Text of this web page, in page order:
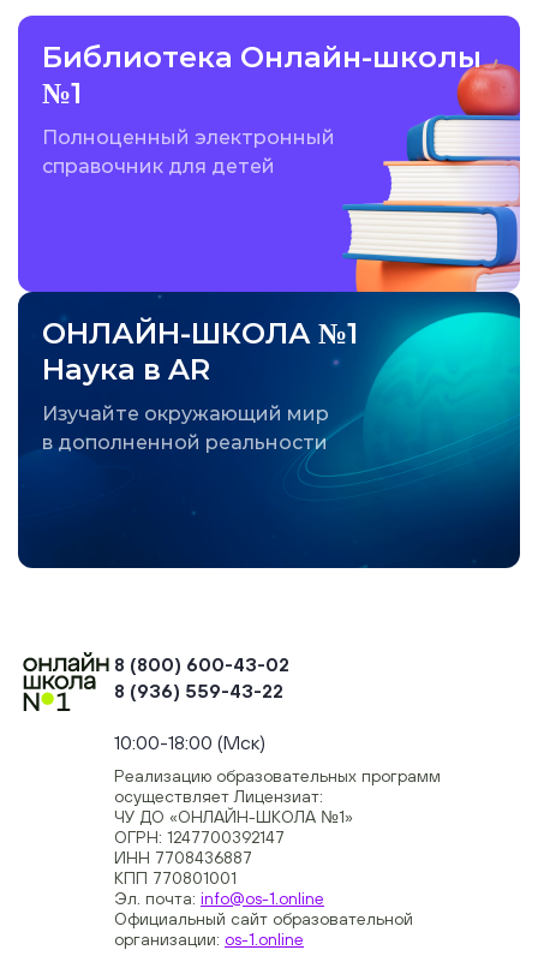
Библиотека Онлайн-школы
№1
Полноценный электронный
справочник для детей
ОНЛАЙН-ШКОЛА №1
Наука в AR
Изучайте окружающий мир
в дополненной реальности
8 (800) 600-43-02
8 (936) 559-43-22
10:00-18:00 (Мск)
Реализацию образовательных программ
осуществляет Лицензиат:
ЧУ ДО «ОНЛАЙН-ШКОЛА №1»
ОГРН: 1247700392147
ИНН 7708436887
КПП 770801001
Эл. почта: info@os-1.online
Официальный сайт образовательной
организации: os-1.online